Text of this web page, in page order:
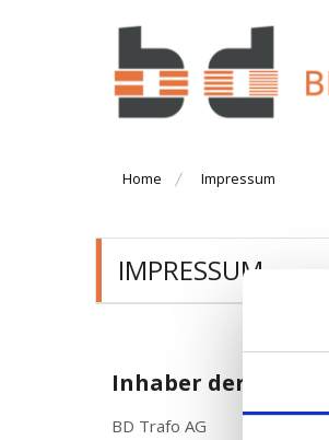
BD Trafo AG
Home Impressum
IMPRESSUM
Inhaber der Website
BD Trafo AG